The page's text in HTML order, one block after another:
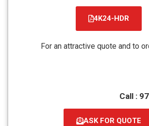
4K24-HDR
קובץ
PDF
For an attractive quote and to
Call :
ASK FOR QUOTE